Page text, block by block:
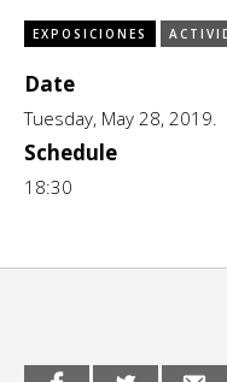
CCE en el interior/
Espacio itinerante
Exposiciones
Formación
Género y Diversidad
Letras
Música
EXPOSICIONES
Date
Tuesday, May 28, 2019.
Schedule
18:30